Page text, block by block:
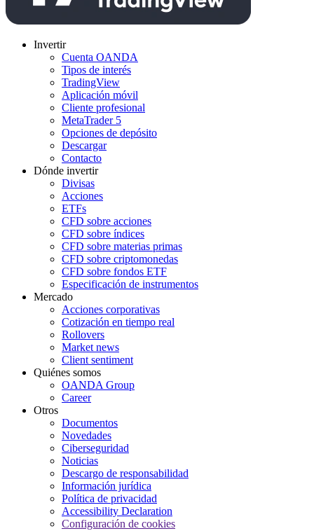
Invertir
Cuenta OANDA
Tipos de interés
TradingView
Aplicación móvil
Cliente profesional
MetaTrader 5
Opciones de depósito
Descargar
Contacto
Dónde invertir
Divisas
Acciones
ETFs
CFD sobre acciones
CFD sobre índices
CFD sobre materias primas
CFD sobre criptomonedas
CFD sobre fondos ETF
Especificación de instrumentos
Mercado
Acciones corporativas
Cotización en tiempo real
Rollovers
Market news
Client sentiment
Quiénes somos
OANDA Group
Career
Otros
Documentos
Novedades
Ciberseguridad
Noticias
Descargo de responsabilidad
Información jurídica
Política de privacidad
Accessibility Declaration
Configuración de cookies